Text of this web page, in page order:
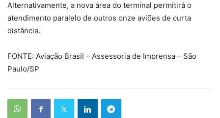
Alternativamente, a nova área do terminal permitirá o
atendimento paralelo de outros onze aviões de curta
distância.
FONTE: Aviação Brasil – Assessoria de Imprensa – São
Paulo/SP